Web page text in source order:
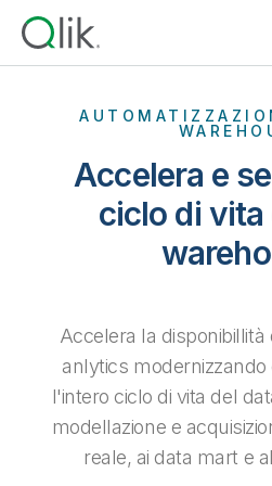
Back
Community
Assistenza clienti
Portale dei clienti
Back
Azienda
Back
Back
Integrazioni e partner
Aumenta il valore degli strumenti
Analisi e AI
Tutti i prodotti
Fornisci rapidamente dati affidabili
intelligenti con il giusto piano di
Piani per analytics
Ottieni insight e risultati migliori
Eventi e Webinar
Libreria risorse
Accelera e
ciclo di vita
Accelera la disponibillità
anlytics
l'intero ciclo di vita del
modellazione e
reale, ai data mart e